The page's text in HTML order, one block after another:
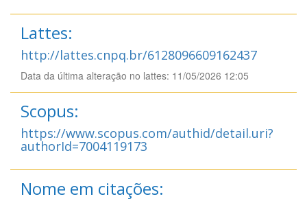
Lattes:
http://lattes.cnpq.br/6128096609162437
Data da última alteração no lattes: 11/05/2026 12:05
Scopus:
https://www.scopus.com/authid/detail.uri?
authorId=7004119173
Nome em citações: